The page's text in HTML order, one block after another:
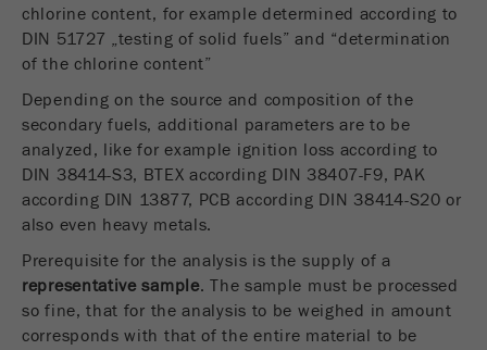
Objectivo
Identificador de dados PHP, definido quando
o método PHP session () é usado.
Ciclo de
vida cookie
Fim de sessão
Objectivo
páginas que ainda usam o código de
rastreamento urchin.js, esse cookie ainda é
gravado e expira quando o navegador é
fechado. No entanto, esse cookie não precisa
ser considerado ao depurar e usar o novo
código de rastreamento ga.js.
Ciclo de
vida cookie
Sessão
Nome __utmz
Fornecedor google
chlorine content, for example determined according to
DIN 51727 „testing of solid fuels” and “determination
of the chlorine content”
Depending on the source and composition of the
secondary fuels, additional parameters are to be
analyzed, like for example ignition loss according to
DIN 38414-S3, BTEX according DIN 38407-F9, PAK
according DIN 13877, PCB according DIN 38414-S20 or
also even heavy metals.
Prerequisite for the analysis is the supply of a
representative sample. The sample must be processed
so fine, that for the analysis to be weighed in amount
corresponds with that of the entire material to be